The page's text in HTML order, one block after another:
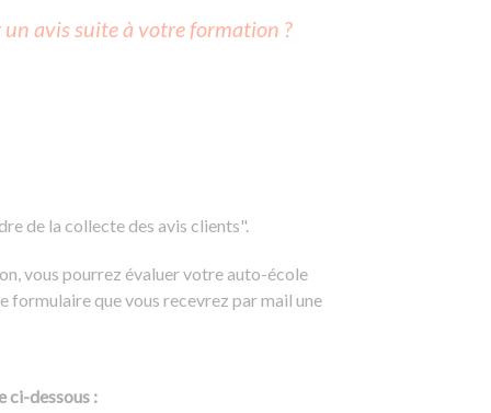
avis suite à votre formation ?
de la collecte des avis clients".
vous pourrez évaluer votre auto-école
formulaire que vous recevrez par mail une
ci-dessous :